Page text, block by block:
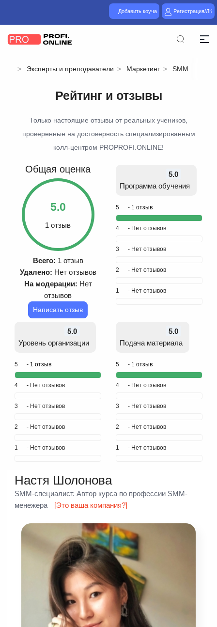
Добавить коуча Регистрация/ЛК
Эксперты и преподаватели Маркетинг SMM
Рейтинг и отзывы
Только настоящие отзывы от реальных учеников,
проверенные на достоверность специализированным
колл-центром PROPROFI.ONLINE!
Общая оценка
5.0
1 отзыв
Всего: 1 отзыв
Удалено: Нет отзывов
На модерации: Нет
отзывов
Написать отзыв
5.0
Программа обучения
5 - 1 отзыв
4 - Нет отзывов
3 - Нет отзывов
2 - Нет отзывов
1 - Нет отзывов
5.0
Уровень организации
5 - 1 отзыв
4 - Нет отзывов
3 - Нет отзывов
2 - Нет отзывов
1 - Нет отзывов
5.0
Подача материала
5 - 1 отзыв
4 - Нет отзывов
3 - Нет отзывов
2 - Нет отзывов
1 - Нет отзывов
Настя Шолонова
SMM-специалист. Автор курса по профессии SMM-
менежера
[Это ваша компания?]